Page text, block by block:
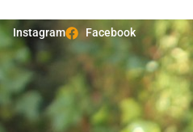
Instagram Facebook